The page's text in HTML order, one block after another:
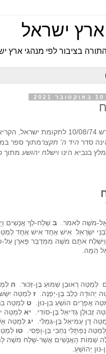
ישראל
בציבור לפי מנהגי ארץ
ביום שבת קודש 10/08/74 לתקומת
סדר היד ה' תקצר
בנביא הינו וישלח יהושע מתוך
אֶל-מֹשֶׁה לֵּאמֹר. ב שְׁלַח-לְךָ אֲנָשִׁים
יִשְׂרָאֵל אִישׁ אֶחָד אִישׁ אֶחָד
וַיִּשְׁלַח אֹתָם מֹשֶׁה מִמִּדְבַּר פָּארָן עַל-
הֵמָּה.
לְמַטֵּה רְאוּבֵן שַׁמּוּעַ בֶּן-זַכּוּר. ה
יְהוּדָה כָּלֵב בֶּן-יְפֻנֶּה. ז לְמַטֵּה
אֶפְרָיִם הוֹשֵׁעַ בִּן-נוּן. ט לְמַטֵּה
זְבוּלֻן גַּדִּיאֵל בֶּן-סוֹדִי. יא לְמַטֵּה
דָן עַמִּיאֵל בֶּן-גְּמַלִּי. יג לְמַטֵּה
לְמַטֵּה נַפְתָּלִי נַחְבִּי בֶּן-וָפְסִי. טו
שְׁמוֹת הָאֲנָשִׁים אֲשֶׁר-שָׁלַח מֹשֶׁה
יְהוֹשֻׁעַ.